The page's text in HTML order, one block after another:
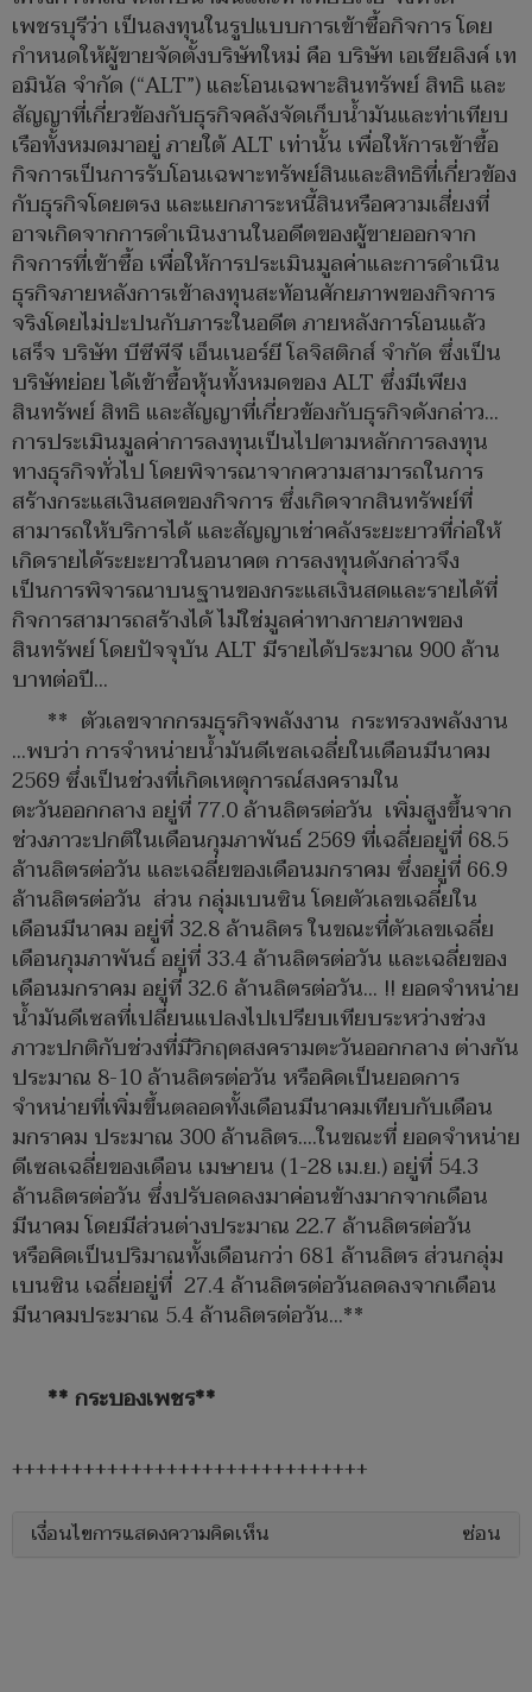
เพชรบุรีว่า เป็นลงทุนในรูปแบบการเข้าซื้อกิจการ โดย
กำหนดให้ผู้ขายจัดตั้งบริษัทใหม่ คือ บริษัท เอเชียลิงค์ เท
อมินัล จำกัด (“ALT”) และโอนเฉพาะสินทรัพย์ สิทธิ และ
สัญญาที่เกี่ยวข้องกับธุรกิจคลังจัดเก็บน้ำมันและท่าเทียบ
เรือทั้งหมดมาอยู่ ภายใต้ ALT เท่านั้น เพื่อให้การเข้าซื้อ
กิจการเป็นการรับโอนเฉพาะทรัพย์สินและสิทธิที่เกี่ยวข้อง
กับธุรกิจโดยตรง และแยกภาระหนี้สินหรือความเสี่ยงที่
อาจเกิดจากการดำเนินงานในอดีตของผู้ขายออกจาก
กิจการที่เข้าซื้อ เพื่อให้การประเมินมูลค่าและการดำเนิน
ธุรกิจภายหลังการเข้าลงทุนสะท้อนศักยภาพของกิจการ
จริงโดยไม่ปะปนกับภาระในอดีต ภายหลังการโอนแล้ว
เสร็จ บริษัท บีซีพีจี เอ็นเนอร์ยี โลจิสติกส์ จำกัด ซึ่งเป็น
บริษัทย่อย ได้เข้าซื้อหุ้นทั้งหมดของ ALT ซึ่งมีเพียง
สินทรัพย์ สิทธิ และสัญญาที่เกี่ยวข้องกับธุรกิจดังกล่าว…
การประเมินมูลค่าการลงทุนเป็นไปตามหลักการลงทุน
ทางธุรกิจทั่วไป โดยพิจารณาจากความสามารถในการ
สร้างกระแสเงินสดของกิจการ ซึ่งเกิดจากสินทรัพย์ที่
สามารถให้บริการได้ และสัญญาเช่าคลังระยะยาวที่ก่อให้
เกิดรายได้ระยะยาวในอนาคต การลงทุนดังกล่าวจึง
เป็นการพิจารณาบนฐานของกระแสเงินสดและรายได้ที่
กิจการสามารถสร้างได้ ไม่ใช่มูลค่าทางกายภาพของ
สินทรัพย์ โดยปัจจุบัน ALT มีรายได้ประมาณ 900 ล้าน
บาทต่อปี…
** ตัวเลขจากกรมธุรกิจพลังงาน กระทรวงพลังงาน
...พบว่า การจำหน่ายน้ำมันดีเซลเฉลี่ยในเดือนมีนาคม
2569 ซึ่งเป็นช่วงที่เกิดเหตุการณ์สงครามใน
ตะวันออกกลาง อยู่ที่ 77.0 ล้านลิตรต่อวัน เพิ่มสูงขึ้นจาก
ช่วงภาวะปกติในเดือนกุมภาพันธ์ 2569 ที่เฉลี่ยอยู่ที่ 68.5
ล้านลิตรต่อวัน และเฉลี่ยของเดือนมกราคม ซึ่งอยู่ที่ 66.9
ล้านลิตรต่อวัน ส่วน กลุ่มเบนซิน โดยตัวเลขเฉลี่ยใน
เดือนมีนาคม อยู่ที่ 32.8 ล้านลิตร ในขณะที่ตัวเลขเฉลี่ย
เดือนกุมภาพันธ์ อยู่ที่ 33.4 ล้านลิตรต่อวัน และเฉลี่ยของ
เดือนมกราคม อยู่ที่ 32.6 ล้านลิตรต่อวัน... !! ยอดจำหน่าย
น้ำมันดีเซลที่เปลี่ยนแปลงไปเปรียบเทียบระหว่างช่วง
ภาวะปกติกับช่วงที่มีวิกฤตสงครามตะวันออกกลาง ต่างกัน
ประมาณ 8-10 ล้านลิตรต่อวัน หรือคิดเป็นยอดการ
จำหน่ายที่เพิ่มขึ้นตลอดทั้งเดือนมีนาคมเทียบกับเดือน
มกราคม ประมาณ 300 ล้านลิตร....ในขณะที่ ยอดจำหน่าย
ดีเซลเฉลี่ยของเดือน เมษายน (1-28 เม.ย.) อยู่ที่ 54.3
ล้านลิตรต่อวัน ซึ่งปรับลดลงมาค่อนข้างมากจากเดือน
มีนาคม โดยมีส่วนต่างประมาณ 22.7 ล้านลิตรต่อวัน
หรือคิดเป็นปริมาณทั้งเดือนกว่า 681 ล้านลิตร ส่วนกลุ่ม
เบนซิน เฉลี่ยอยู่ที่ 27.4 ล้านลิตรต่อวันลดลงจากเดือน
มีนาคมประมาณ 5.4 ล้านลิตรต่อวัน…**
** กระบองเพชร**
++++++++++++++++++++++++++++++
เงื่อนไขการแสดงความคิดเห็น ซ่อน